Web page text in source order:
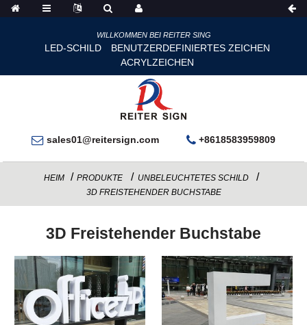
WILLKOMMEN BEI REITER SING
LED-SCHILD
BENUTZERDEFINIERTES ZEICHEN
ACRYLZEICHEN
sales01@reitersign.com +8618583959809
HEIM PRODUKTE
UNBELEUCHTETES SCHILD
3D FREISTEHENDER BUCHSTABE
3D Freistehender Buchstabe